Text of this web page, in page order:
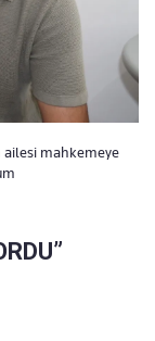
ailesi mahkemeye